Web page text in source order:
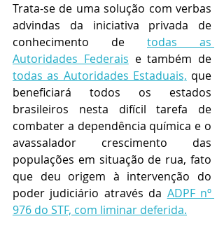
Trata-se de uma solução com verbas
advindas da iniciativa privada de
conhecimento de todas as
Autoridades Federais
todas as Autoridades Estaduais, que
beneficiará todos os estados
brasileiros nesta difícil tarefa de
combater a dependência química e o
avassalador crescimento das
populações em situação de rua, fato
que deu origem à intervenção do
poder judiciário através da ADPF nº
976 do STF, com liminar deferida.